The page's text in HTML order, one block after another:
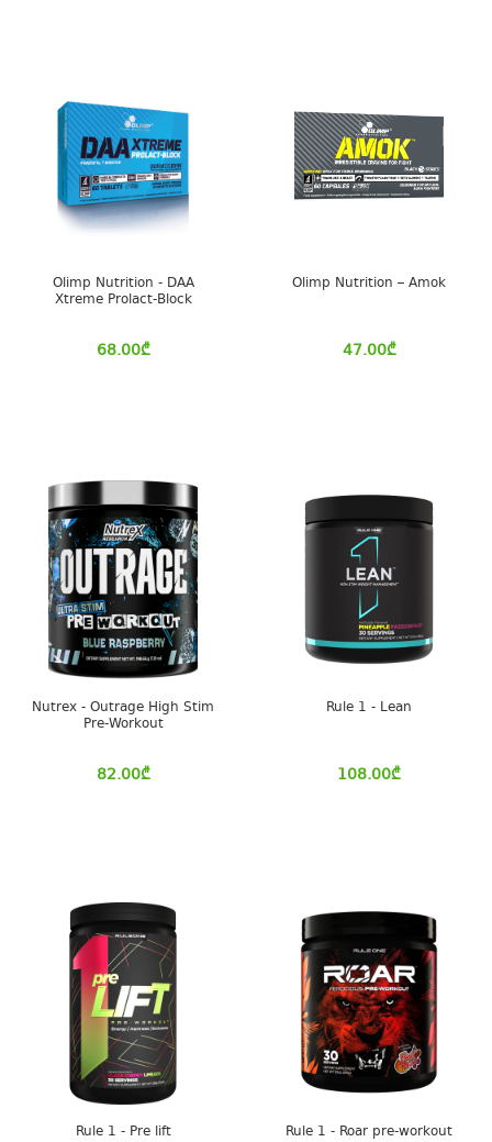
Olimp Nutrition - DAA
Xtreme Prolact-Block
68.00₾
Olimp Nutrition – Amok
47.00₾
Nutrex - Outrage High Stim
Pre-Workout
82.00₾
Rule 1 - Lean
108.00₾
Rule 1 - Pre lift Rule 1 - Roar pre-workout